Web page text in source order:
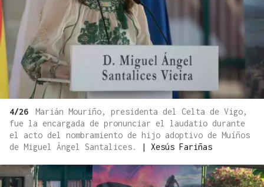
4/26
Marián Mouriño, presidenta del Celta de Vigo,
fue la encargada de pronunciar el laudatio durante
el acto del nombramiento de hijo adoptivo de Muíños
de Miguel Ángel Santalices.
Xesús Fariñas